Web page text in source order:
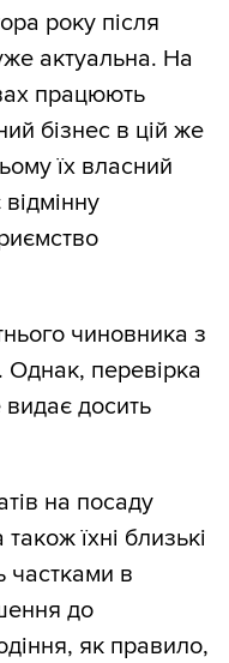
року після
актуальна. На
працюють
бізнес в цій же
їх власний
чиновника з
Однак, перевірка
досить
на посаду
їхні близькі
частками в
до
як правило,